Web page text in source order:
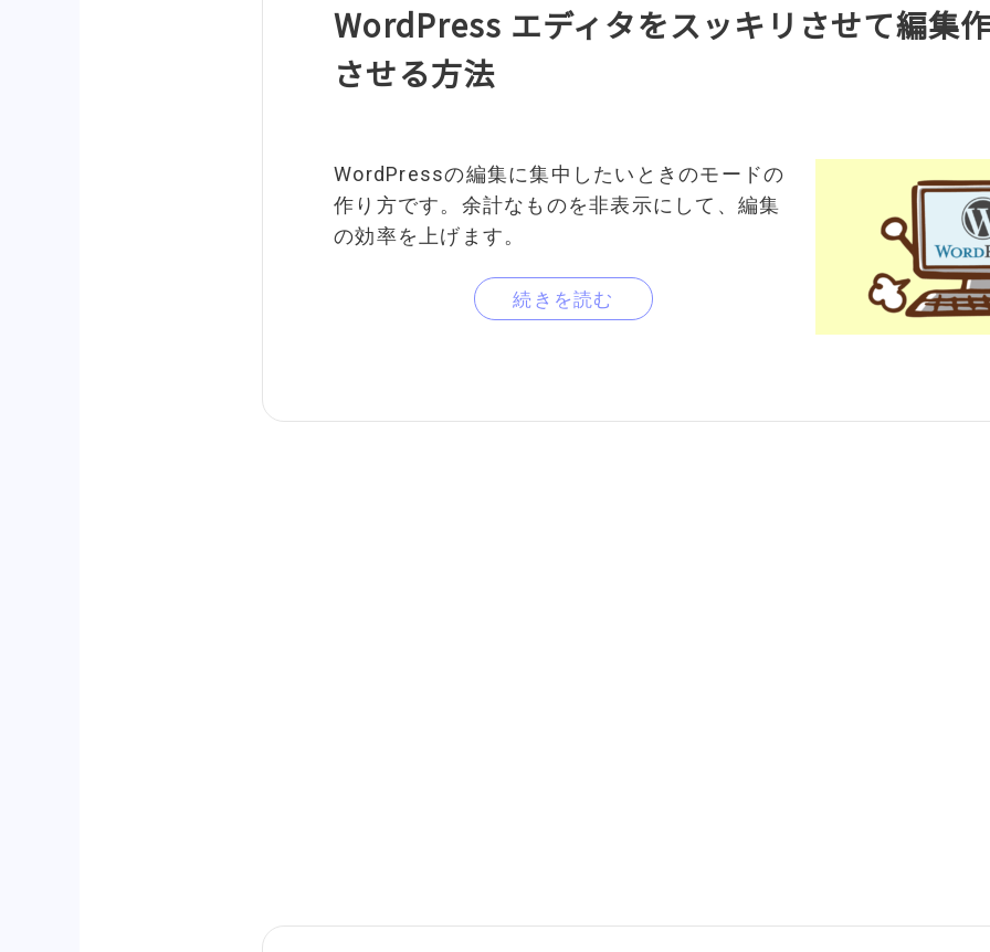
WordPress エディタをスッキリさせて編集
させる方法
WordPressの編集に集中したいときのモードの
作り方です。余計なものを非表示にして、編集
の効率を上げます。
続きを読む